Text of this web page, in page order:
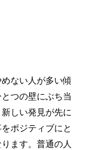
ない人が多い傾
つの壁にぶち当
しい発見が先に
ポジティブにと
ます。普通の人